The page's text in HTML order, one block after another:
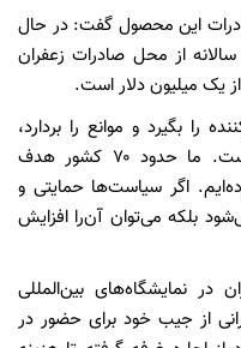
این محصول گفت: در حال
ارزی سالانه از محل صادرات زعفران
یک میلیون دلار است.
بگیرد و موانع را بردارد،
رسیدن به این رقم به‌راحتی ممکن است. ما حدود ۷۰ کشور هدف
اگر سیاست‌ها حمایتی و
بلکه می‌توان آن‌را افزایش
در نمایشگاه‌های بین‌المللی
از جیب خود برای حضور در